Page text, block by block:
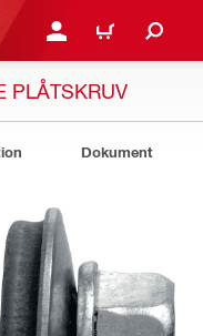
LOGGA IN ELLER
VARUKORG
PLÅTSKRUV
Dokument